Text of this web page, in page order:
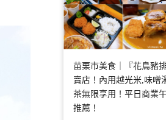
苗栗市美食｜『花鳥豬
賣店！內用越光米,味噌
茶無限享用！平日商業
推薦！